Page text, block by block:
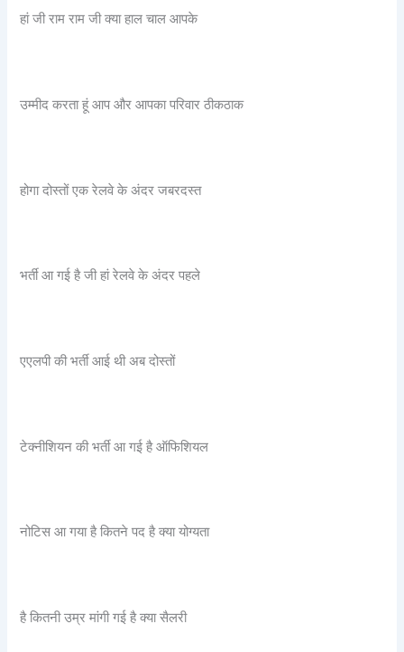
हां जी राम राम जी क्या हाल चाल आपके
उम्मीद करता हूं आप और आपका परिवार ठीकठाक
होगा दोस्तों एक रेलवे के अंदर जबरदस्त
भर्ती आ गई है जी हां रेलवे के अंदर पहले
एएलपी की भर्ती आई थी अब दोस्तों
टेक्नीशियन की भर्ती आ गई है ऑफिशियल
नोटिस आ गया है कितने पद है क्या योग्यता
है कितनी उम्र मांगी गई है क्या सैलरी